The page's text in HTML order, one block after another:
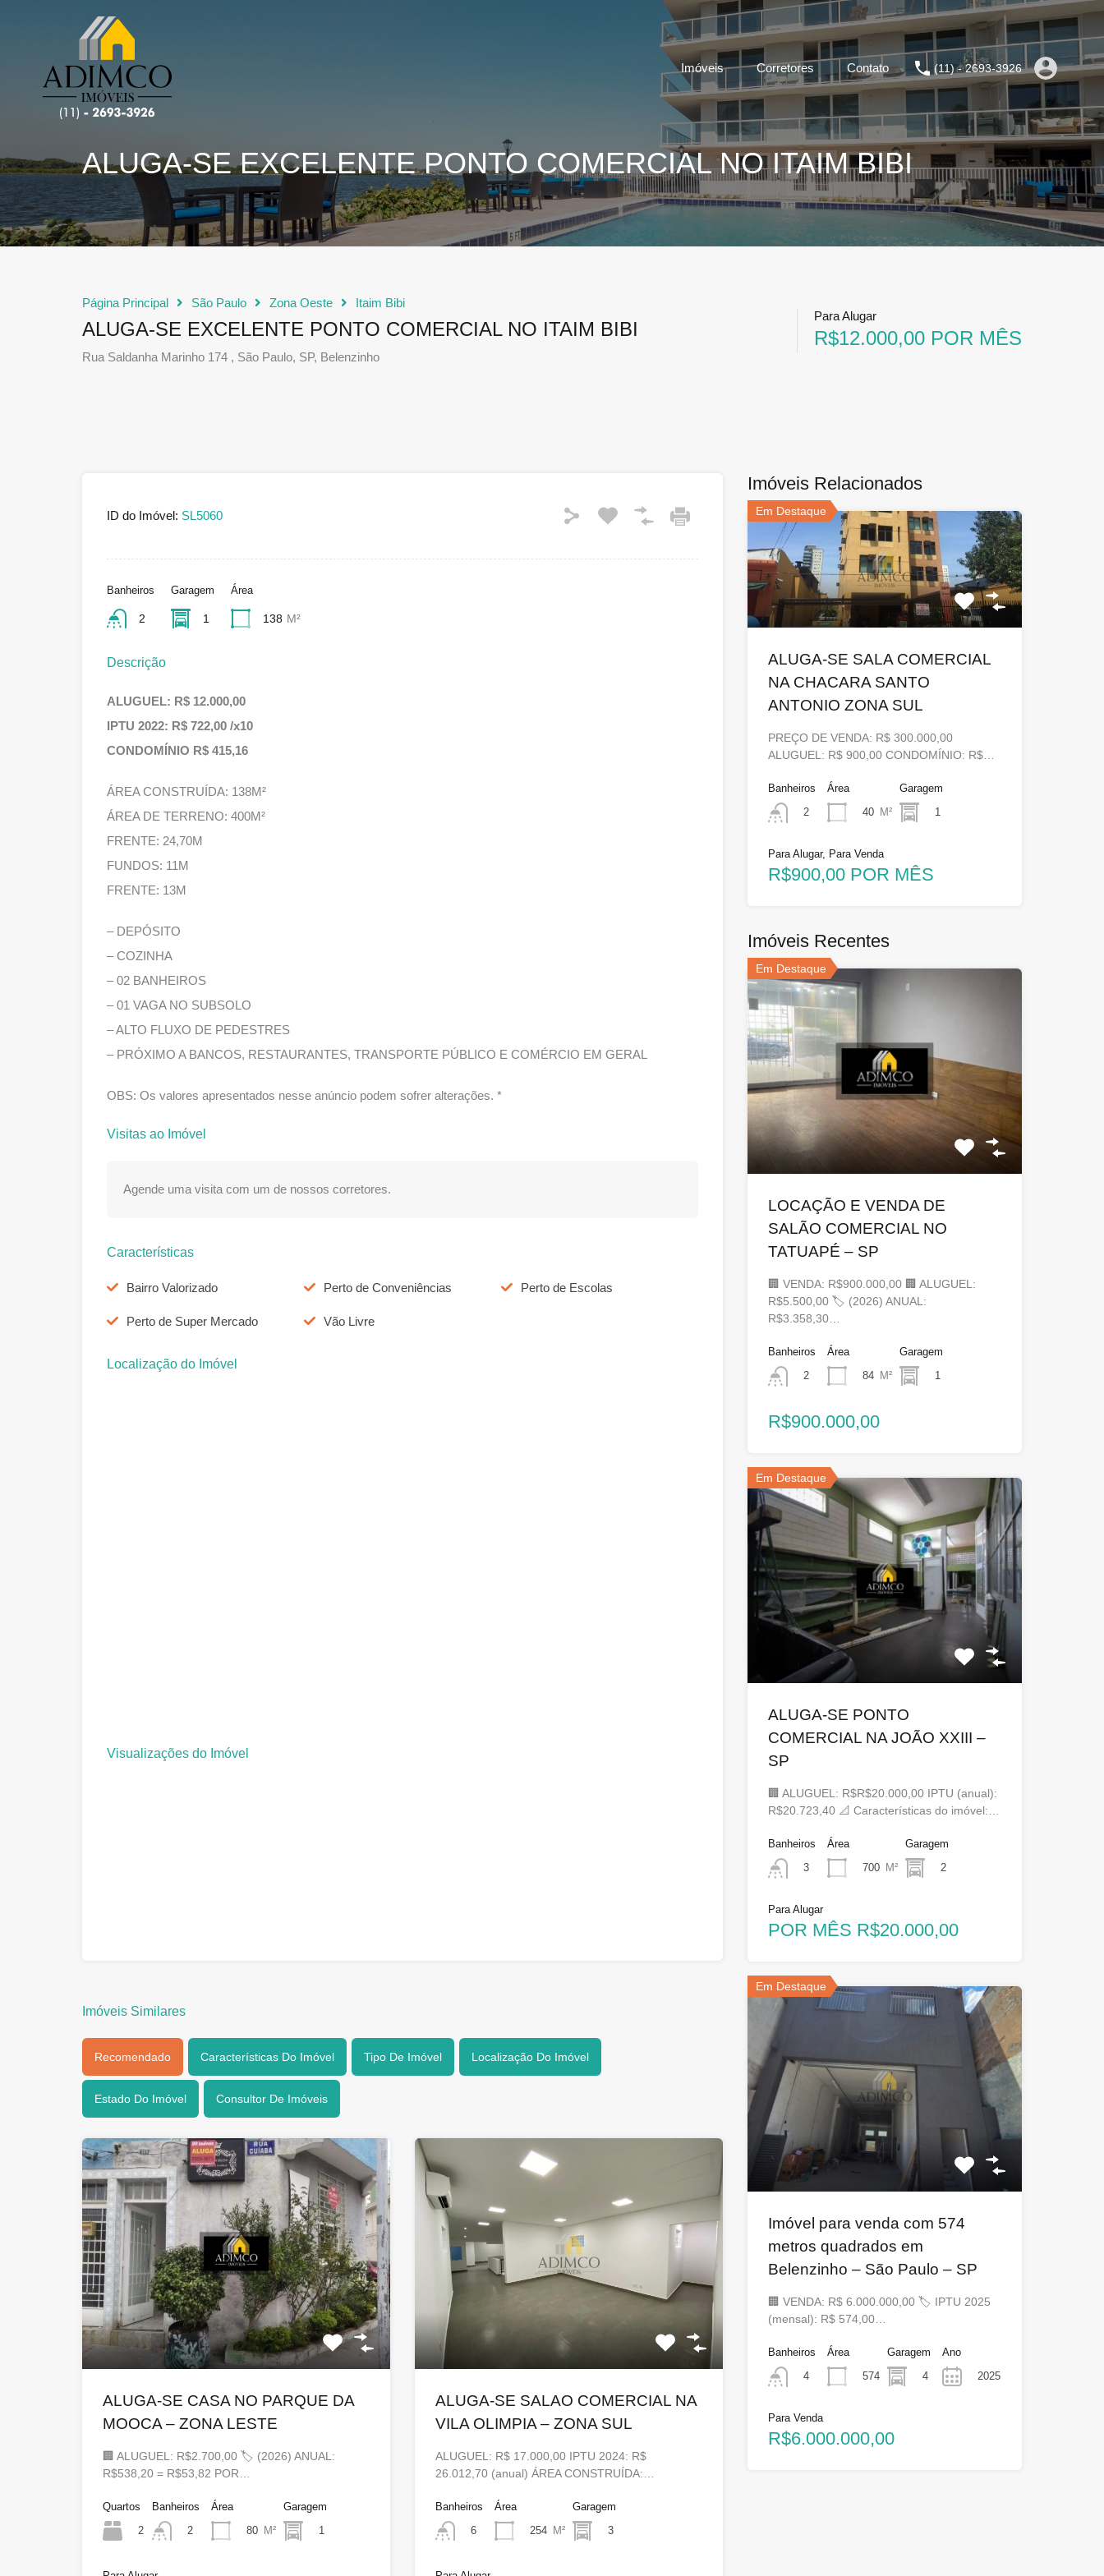
Imóveis Corretores Contato (11) - 2693-3926
ALUGA-SE EXCELENTE PONTO COMERCIAL NO ITAIM BIBI
Página Principal São Paulo Zona Oeste Itaim Bibi
ALUGA-SE EXCELENTE PONTO COMERCIAL NO ITAIM BIBI
Rua Saldanha Marinho 174 , São Paulo, SP, Belenzinho
Para Alugar
R$12.000,00 POR MÊS
ID do Imóvel: SL5060
Banheiros
2
Garagem
1
Área
138 M²
Descrição
ALUGUEL: R$ 12.000,00
IPTU 2022: R$ 722,00 /x10
CONDOMÍNIO R$ 415,16
ÁREA CONSTRUÍDA: 138M²
ÁREA DE TERRENO: 400M²
FRENTE: 24,70M
FUNDOS: 11M
FRENTE: 13M
– DEPÓSITO
– COZINHA
– 02 BANHEIROS
– 01 VAGA NO SUBSOLO
– ALTO FLUXO DE PEDESTRES
– PRÓXIMO A BANCOS, RESTAURANTES, TRANSPORTE PÚBLICO E COMÉRCIO EM GERAL
OBS: Os valores apresentados nesse anúncio podem sofrer alterações. *
Visitas ao Imóvel
Agende uma visita com um de nossos corretores.
Características
Bairro Valorizado Perto de Conveniências Perto de Escolas
Perto de Super Mercado Vão Livre
Localização do Imóvel
Visualizações do Imóvel
Imóveis Similares
Recomendado Características Do Imóvel Tipo De Imóvel Localização Do Imóvel
Estado Do Imóvel Consultor De Imóveis
ALUGA-SE CASA NO PARQUE DA
MOOCA – ZONA LESTE
🏢 ALUGUEL: R$2.700,00 🏷 (2026) ANUAL:
R$538,20 = R$53,82 POR…
Quartos
2
Banheiros
2
Área
80 M²
Garagem
1
ALUGA-SE SALAO COMERCIAL NA
VILA OLIMPIA – ZONA SUL
ALUGUEL: R$ 17.000,00 IPTU 2024: R$
26.012,70 (anual) ÁREA CONSTRUÍDA:…
Banheiros
6
Área
254
M²
Garagem
3
Imóveis Relacionados
Em Destaque
ALUGA-SE SALA COMERCIAL
NA CHACARA SANTO
ANTONIO ZONA SUL
PREÇO DE VENDA: R$ 300.000,00
ALUGUEL: R$ 900,00 CONDOMÍNIO: R$…
Banheiros
2
Área
40
M²
Garagem
1
Para Alugar, Para Venda
R$900,00 POR MÊS
Imóveis Recentes
Em Destaque
LOCAÇÃO E VENDA DE
SALÃO COMERCIAL NO
TATUAPÉ – SP
🏢 VENDA: R$900.000,00 🏢 ALUGUEL:
R$5.500,00 🏷 (2026) ANUAL:
R$3.358,30…
Banheiros
2
Área
84
M²
Garagem
1
R$900.000,00
Em Destaque
ALUGA-SE PONTO
COMERCIAL NA JOÃO XXIII –
SP
🏢 ALUGUEL: R$R$20.000,00 IPTU (anual):
R$20.723,40 📐 Características do imóvel:…
Banheiros
3
Área
700
M²
Garagem
2
Para Alugar
POR MÊS R$20.000,00
Em Destaque
Imóvel para venda com 574
metros quadrados em
Belenzinho – São Paulo – SP
🏢 VENDA: R$ 6.000.000,00 🏷 IPTU 2025
(mensal): R$ 574,00…
Banheiros
4
Área
574
Garagem
4
Ano
2025
Para Venda
R$6.000.000,00